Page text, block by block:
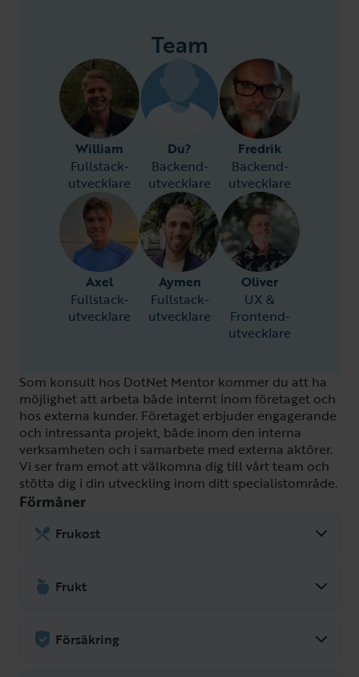
Team
William
Fullstack-
utvecklare
Du?
Backend-
utvecklare
Fredrik
Backend-
utvecklare
Axel
Fullstack-
utvecklare
Aymen
Fullstack-
utvecklare
Oliver
UX &
Frontend-
utvecklare
Som konsult hos DotNet Mentor kommer du att ha
möjlighet att arbeta både internt inom företaget och
hos externa kunder. Företaget erbjuder engagerande
och intressanta projekt, både inom den interna
verksamheten och i samarbete med externa aktörer.
Vi ser fram emot att välkomna dig till vårt team och
stötta dig i din utveckling inom ditt specialistområde.
Förmåner
Frukost
att ta i kylen under arbetsdagens gång.
tillsammans med de andra företagen på
Frukt
köket som är fritt fram att ta. Även olika
Försäkring